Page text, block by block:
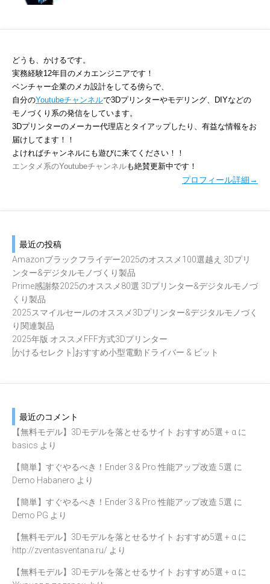
どうも、かけるです。
実務経験12年目のメカエンジニアです！
ベンチャー企業のメカ設計をしてる傍らで、
自分のYoutubeチャンネルで3Dプリンターやモデリング、DIYなどの
モノづくり系の発信をしています。
3Dプリンターのメーカー代理店とタイアップしたり、有益な情報をお
届けしてます！！
よければチャンネルにも遊びに来てください！！
エンタメ系のYoutubeチャンネルも絶賛更新中です！
プロフィール詳細→
最近の投稿
Amazonブラックフライデー2025のオススメ100選越え 3Dプリ
ンター&デジタルモノづくり製品
Prime感謝祭2025のオススメ80選 3Dプリンター&デジタルモノづ
くり製品
2025スマイルセールのオススメ3Dプリンター&デジタルモノづく
り関連製品
2025年版 オススメFFF方式3Dプリンター
[かけるセレクト]おすすめ小型電動ドライバー & ビット
最近のコメント
【無料モデル】3Dモデルを落とせるサイト おすすめ5選 + α に
basics より
【簡単】すぐやるべき！Ender 3 & Pro 性能アップ改造 5選 に
Demo Habanero より
【簡単】すぐやるべき！Ender 3 & Pro 性能アップ改造 5選 に
Demo PG より
【無料モデル】3Dモデルを落とせるサイト おすすめ5選 + α に
http://zventasventana.ru/ より
【無料モデル】3Dモデルを落とせるサイト おすすめ5選 + α に